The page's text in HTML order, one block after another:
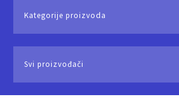
Kategorije proizvoda
Svi proizvođači